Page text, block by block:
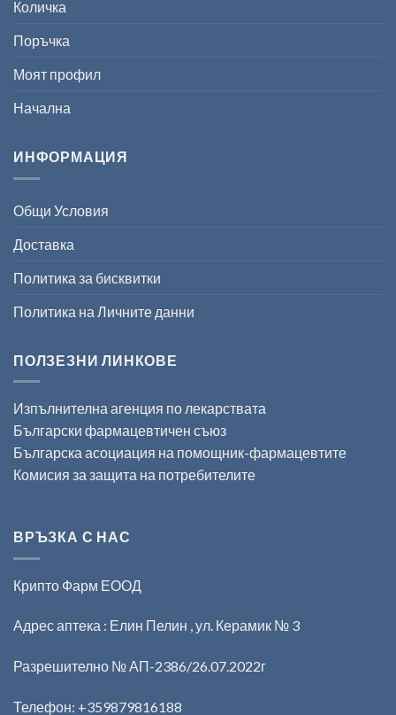
Количка
Поръчка
Моят профил
Начална
ИНФОРМАЦИЯ
Общи Условия
Доставка
Политика за бисквитки
Политика на Личните данни
ПОЛЗЕЗНИ ЛИНКОВЕ
Изпълнителна агенция по лекарствата
Български фармацевтичен съюз
Българска асоциация на помощник-фармацевтите
Комисия за защита на потребителите
ВРЪЗКА С НАС
Крипто Фарм ЕООД
Адрес аптека : Елин Пелин , ул. Керамик № 3
Разрешително № АП-2386/26.07.2022г
Телефон: +359879816188